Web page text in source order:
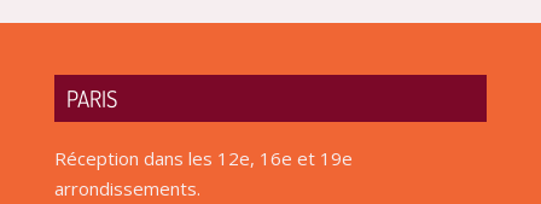
PARIS
Réception dans les 12e, 16e et 19e
arrondissements.